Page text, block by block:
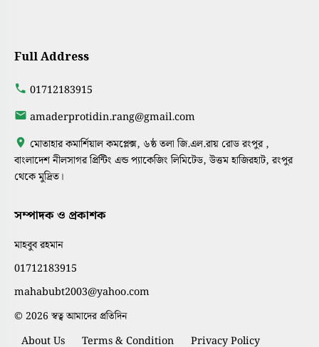
Full Address
01712183915
amaderprotidin.rang@gmail.com
মোতাহার কমার্শিয়াল কমপ্লেক্স, ৬ষ্ঠ তলা জি.এল.রায় রোড রংপুর ,
বাংলাদেশ নীলসাগর প্রিন্টিং এন্ড প্যাকেজিং লিমিটেড, উত্তম হাজিরহাট, রংপুর
থেকে মুদ্রিত।
সম্পাদক ও প্রকাশক
মাহবুব রহমান
01712183915
mahabubt2003@yahoo.com
© 2026 স্বত্ব আমাদের প্রতিদিন
About Us Terms & Condition Privacy Policy